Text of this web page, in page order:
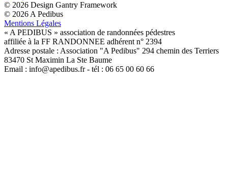
© 2026 Design Gantry Framework
© 2026 A Pedibus
Mentions Légales
« A PEDIBUS » association de randonnées pédestres
affiliée à la FF RANDONNEE adhérent n° 2394
Adresse postale : Association "A Pedibus" 294 chemin des Terriers
83470 St Maximin La Ste Baume
Email : info@apedibus.fr - tél : 06 65 00 60 66